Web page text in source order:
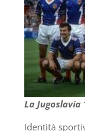
La Jugoslavia
Identità